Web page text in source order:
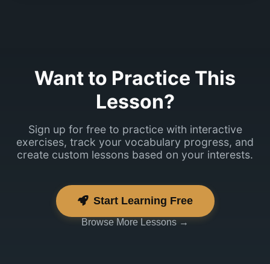
Want to Practice This
Lesson?
Sign up for free to practice with interactive
exercises, track your vocabulary progress, and
create custom lessons based on your interests.
Start Learning Free
Browse More Lessons →